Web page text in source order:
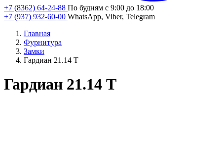
+7 (8362) 64-24-88 По будням с 9:00 до 18:00
+7 (937) 932-60-00 WhatsApp, Viber, Telegram
Главная
Фурнитура
Замки
Гардиан 21.14 Т
Гардиан 21.14 Т